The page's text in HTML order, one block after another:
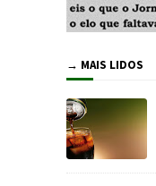
→ MAIS LIDOS